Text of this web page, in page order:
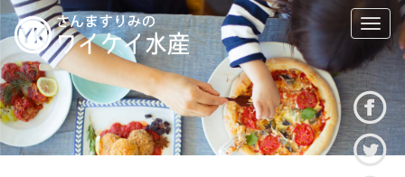
T
o
g
g
l
e
n
a
v